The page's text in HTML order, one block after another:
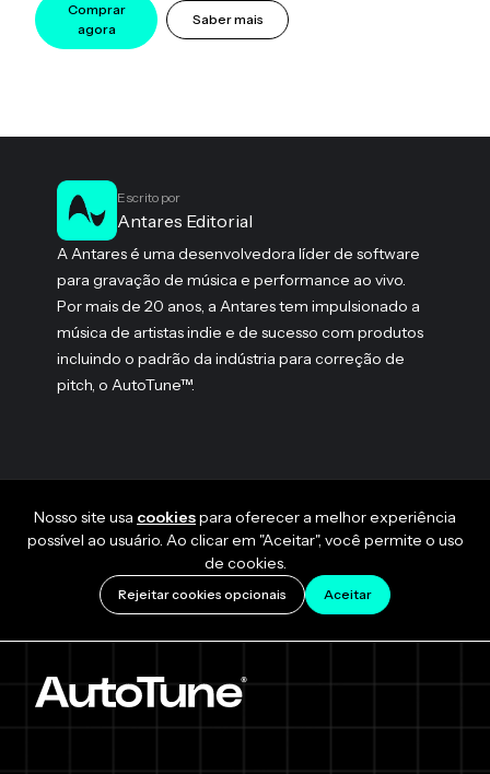
Comprar
agora
Saber mais
Escrito por
Antares Editorial
A Antares é uma desenvolvedora líder de software
para gravação de música e performance ao vivo.
Por mais de 20 anos, a Antares tem impulsionado a
música de artistas indie e de sucesso com produtos
incluindo o padrão da indústria para correção de
pitch, o AutoTune™.
Nosso site usa cookiespara oferecer a melhor experiência
possível ao usuário. Ao clicar em "Aceitar", você permite o uso
de cookies.
Rejeitar cookies opcionais Aceitar